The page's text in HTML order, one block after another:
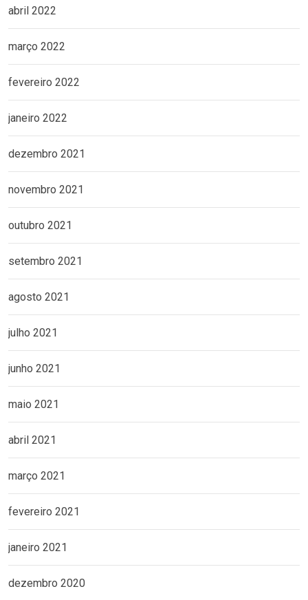
abril 2022
março 2022
fevereiro 2022
janeiro 2022
dezembro 2021
novembro 2021
outubro 2021
setembro 2021
agosto 2021
julho 2021
junho 2021
maio 2021
abril 2021
março 2021
fevereiro 2021
janeiro 2021
dezembro 2020